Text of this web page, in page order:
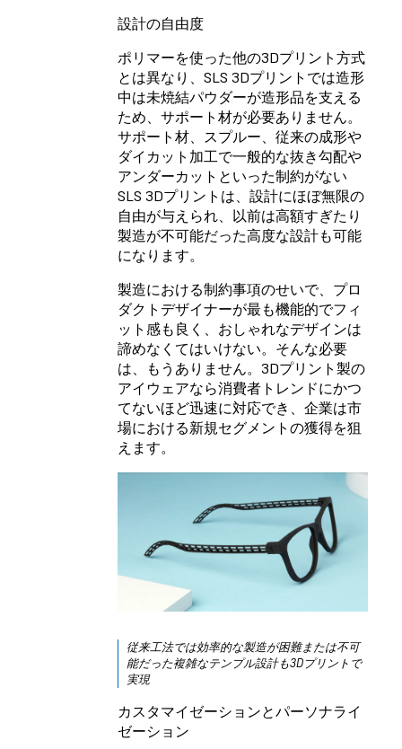
設計の自由度
ポリマーを使った他の3Dプリント方式
とは異なり、SLS 3Dプリントでは造形
中は未焼結パウダーが造形品を支える
ため、サポート材が必要ありません。
サポート材、スプルー、従来の成形や
ダイカット加工で一般的な抜き勾配や
アンダーカットといった制約がない
SLS 3Dプリントは、設計にほぼ無限の
自由が与えられ、以前は高額すぎたり
製造が不可能だった高度な設計も可能
になります。
製造における制約事項のせいで、プロ
ダクトデザイナーが最も機能的でフィ
ット感も良く、おしゃれなデザインは
諦めなくてはいけない。そんな必要
は、もうありません。3Dプリント製の
アイウェアなら消費者トレンドにかつ
てないほど迅速に対応でき、企業は市
場における新規セグメントの獲得を狙
えます。
従来工法では効率的な製造が困難または不可
能だった複雑なテンプル設計も3Dプリントで
実現
カスタマイゼーションとパーソナライ
ゼーション